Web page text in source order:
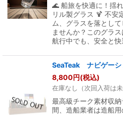
🌊 船旅を快適に！揺
リル製グラス 🍹 不安
ム、グラスを落とし
ませんか？このグラ
航行中でも、安全と
SeaTeak ナビゲーシ
8,800円(税込)
在庫なし（次回入荷は未
最高級チーク素材収
間、造船業者は造船